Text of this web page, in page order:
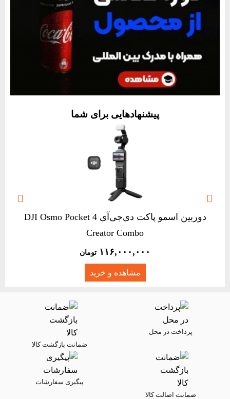
پیشنهادهایی برای شما
دوربین اسمو پاکت دی‌جی‌آی DJI Osmo Pocket 4
Creator Combo
۱۱۶,۰۰۰,۰۰۰ تومان
مشاهده و خرید
 
پرداخت در محل
ضمانت بازگشت کالا
ضمانت اصالت کالا
پیگیری سفارشات